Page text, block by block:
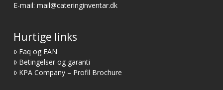
E-mail: mail@cateringinventar.dk
Hurtige links
Faq og EAN
Betingelser og garanti
KPA Company – Profil Brochure